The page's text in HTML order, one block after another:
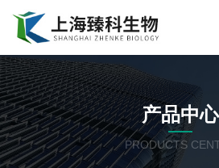
产品中心
PRODUCTS